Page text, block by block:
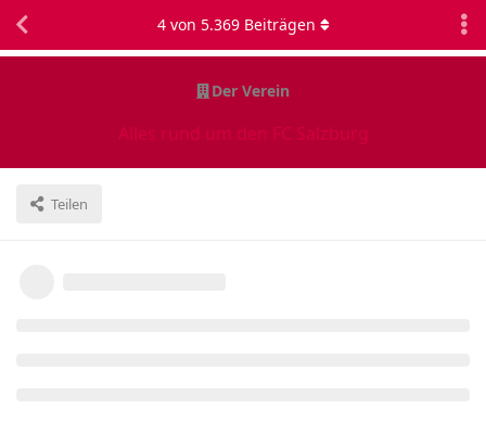
Der Verein
Alles rund um den FC Salzburg
Teilen
4von 5.369Beiträgen